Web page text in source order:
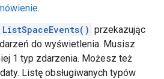
.
ListSpaceEvents() przekazując
do wyświetlenia. Musisz
1 typ zdarzenia. Możesz też
Listę obsługiwanych typów